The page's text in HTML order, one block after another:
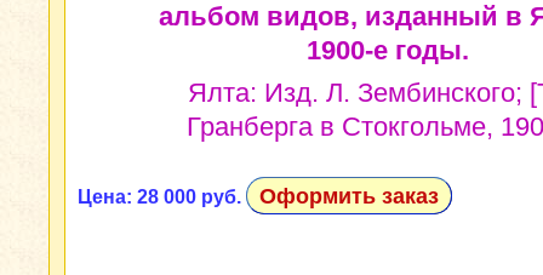
альбом видов, изданный в
1900-е годы.
Ялта: Изд. Л. Зембинского;
Гранберга в Стокгольме,
Цена: 28 000 руб. Оформить заказ